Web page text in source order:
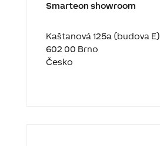
Smarteon showroom
Kaštanová 125a (budova E)
602 00 Brno
Česko